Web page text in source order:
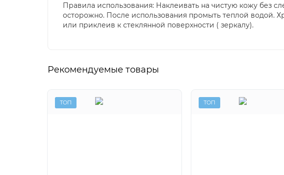
Правила использования: Наклеивать на чистую кожу без
осторожно. После использования промыть теплой водой.
или приклеив к стеклянной поверхности ( зеркалу).
Рекомендуемые товары
ТОП ТОП